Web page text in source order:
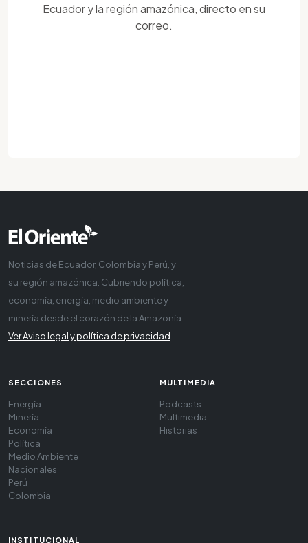
Ecuador y la región amazónica, directo en su
correo.
Noticias de Ecuador, Colombia y Perú, y
su región amazónica. Cubriendo política,
economía, energía, medio ambiente y
minería desde el corazón de la Amazonía
Ver Aviso legal y política de privacidad
SECCIONES
Energía
Minería
Economía
Política
Medio Ambiente
Nacionales
Perú
Colombia
MULTIMEDIA
Podcasts
Multimedia
Historias
INSTITUCIONAL